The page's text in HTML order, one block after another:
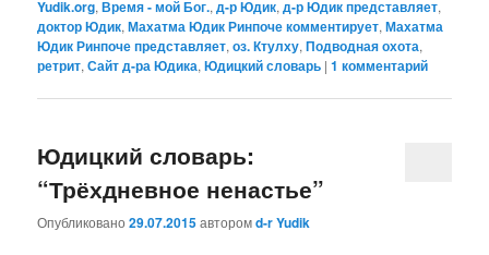
Yudik.org,Время - мой Бог.,д-р Юдик,д-р Юдик представляет,
доктор Юдик,Махатма Юдик Ринпоче комментирует,Махатма
Юдик Ринпоче представляет,оз. Ктулху,Подводная охота,
ретрит,Сайт д-ра Юдика,Юдицкий словарь |1 комментарий
Юдицкий словарь:
“Трёхдневное ненастье”
Опубликовано29.07.2015авторомd-r Yudik